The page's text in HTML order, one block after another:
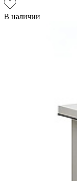
В наличии